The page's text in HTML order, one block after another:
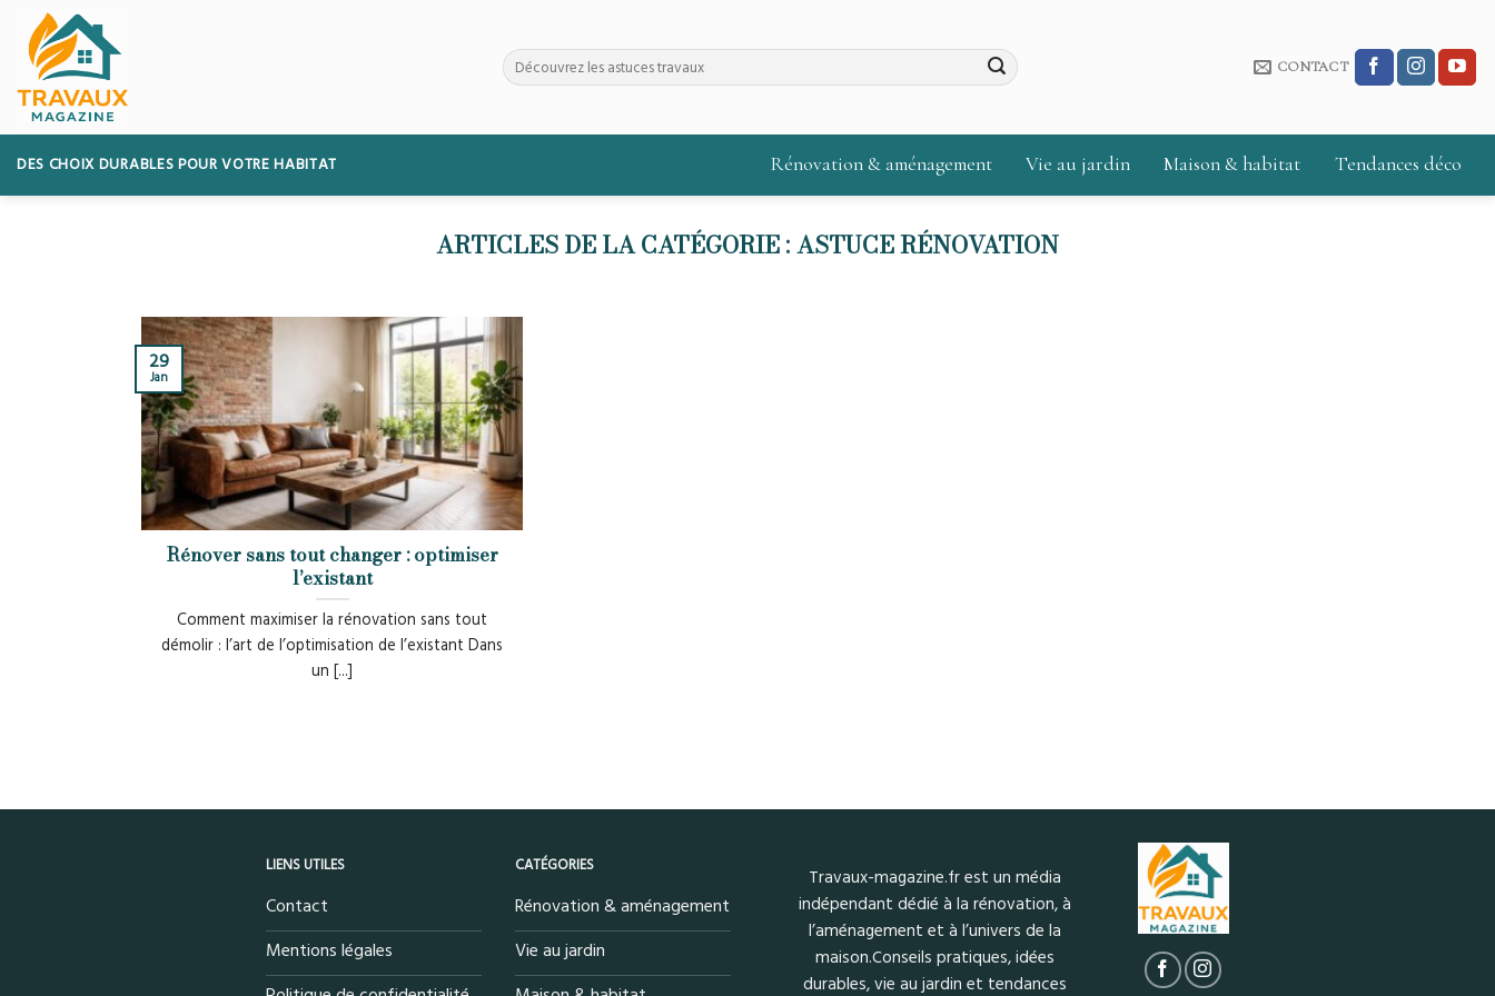
content
CONTACT
DES CHOIX DURABLES POUR VOTRE HABITAT Rénovation & aménagement Vie au jardin Maison & habitat Tendances déco
ASTUCE RÉNOVATION
Rénover sans tout changer : optimiser
l’existant
Comment maximiser la rénovation sans tout
démolir : l’art de l’optimisation de l’existant Dans
un [...]
29
Jan
LIENS UTILES
Contact
Mentions légales
CATÉGORIES
Rénovation & aménagement
Vie au jardin
Travaux-magazine.fr est un média
indépendant dédié à la rénovation, à
l’aménagement et à l’univers de la
maison.Conseils pratiques, idées
durables, vie au jardin et tendances